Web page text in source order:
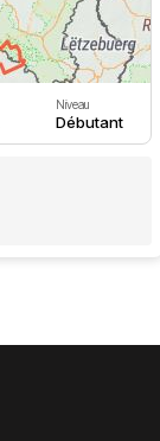
Niveau
Débutant